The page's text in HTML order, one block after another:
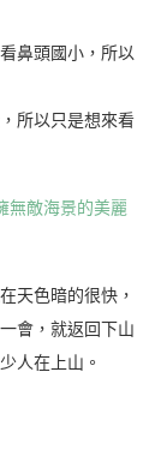
鼻頭國小，所以
所以只是想來看
無敵海景的美麗
天色暗的很快，
會，就返回下山
人在上山。